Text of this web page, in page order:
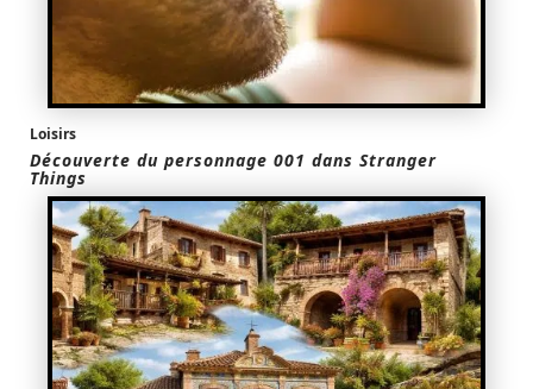
Loisirs
Découverte du personnage 001 dans Stranger
Things